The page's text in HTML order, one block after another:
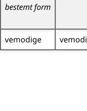
bestemt form
vemodige